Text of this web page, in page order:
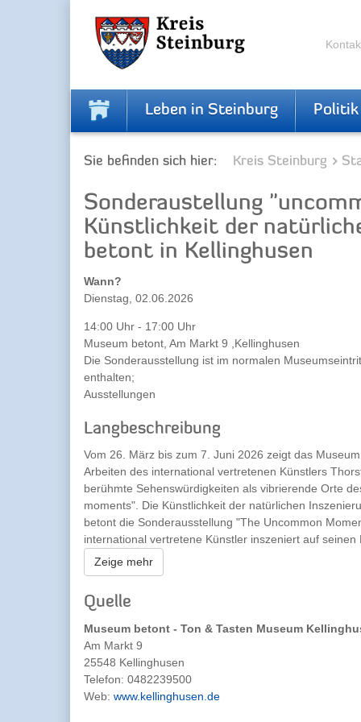
Leben in Steinburg Politik
Sie befinden sich hier: Kreis Steinburg
Sonderaustellung
Künstlichkeit der
betont in Kellinghusen
Wann?
Dienstag, 02.06.2026
14:00 Uhr - 17:00 Uhr
Museum betont, Am Markt 9 ,Kellinghusen
Die Sonderausstellung ist im normalen
enthalten;
Ausstellungen
Langbeschreibung
Vom 26. März bis zum 7. Juni 2026 zeigt das
Arbeiten des international vertretenen Künstlers
berühmte Sehenswürdigkeiten als vibrierende Orte
moments". Die Künstlichkeit der natürlichen
betont die Sonderausstellung "The Uncommon
international vertretene Künstler inszeniert auf
des Alltäglichen. Auf seinen großformatigen Bildern
Fotograf teils hunderte Aufnahmen zu dynamischen
Menschen zu Akteuren des Moments. So erzeugt
künstlich und natürlich, fragmentiert und verdichtet
dehnen und zugleich die symbolische Ewigkeit der
Künstler hat dafür die Formulierung von der
Polen darf das Auge wandern, die Komposition
Zeige mehr
Quelle
Museum betont - Ton & Tasten Museum
Am Markt 9
25548 Kellinghusen
Telefon: 0482239500
Web: www.kellinghusen.de